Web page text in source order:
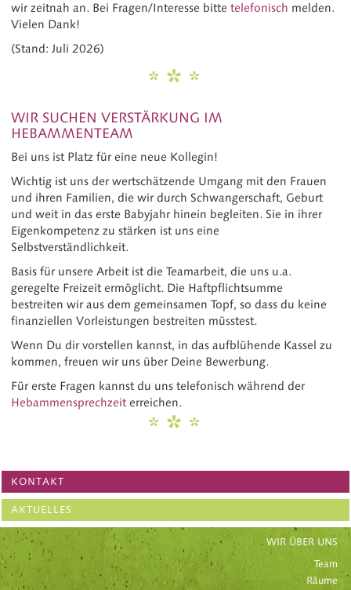
wir zeitnah an. Bei Fragen/Interesse bittetelefonisch melden.
Vielen Dank!
(Stand: Juli 2026)
WIR SUCHEN VERSTÄRKUNG IM
HEBAMMENTEAM
Bei uns ist Platz für eine neue Kollegin!
Wichtig ist uns der wertschätzende Umgang mit den Frauen
und ihren Familien, die wir durch Schwangerschaft, Geburt
und weit in das erste Babyjahr hinein begleiten. Sie in ihrer
Eigenkompetenz zu stärken ist uns eine
Selbstverständlichkeit.
Basis für unsere Arbeit ist die Teamarbeit, die uns u.a.
geregelte Freizeit ermöglicht. Die Haftpflichtsumme
bestreiten wir aus dem gemeinsamen Topf, so dass du keine
finanziellen Vorleistungen bestreiten müsstest.
Wenn Du dir vorstellen kannst, in das aufblühende Kassel zu
kommen, freuen wir uns über Deine Bewerbung.
Für erste Fragen kannst du uns telefonisch während der
Hebammensprechzeit erreichen.
KONTAKT
AKTUELLES
WIR ÜBER UNS
Team
Räume